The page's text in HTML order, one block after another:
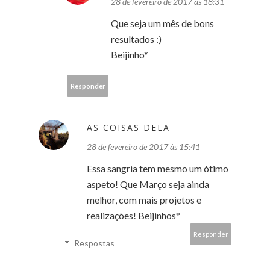
Que seja um mês de bons
resultados :)
Beijinho*
Responder
AS COISAS DELA
28 de fevereiro de 2017 às 15:41
Essa sangria tem mesmo um ótimo
aspeto! Que Março seja ainda
melhor, com mais projetos e
realizações! Beijinhos*
Responder
Respostas